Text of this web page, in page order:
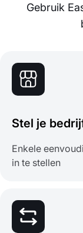
Gebruik
Stel je
Enkele
in te stellen